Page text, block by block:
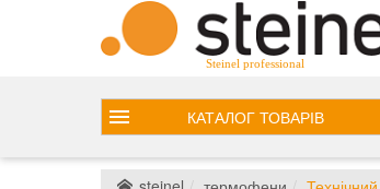
Steinel professional
КАТАЛОГ ТОВАРІВ